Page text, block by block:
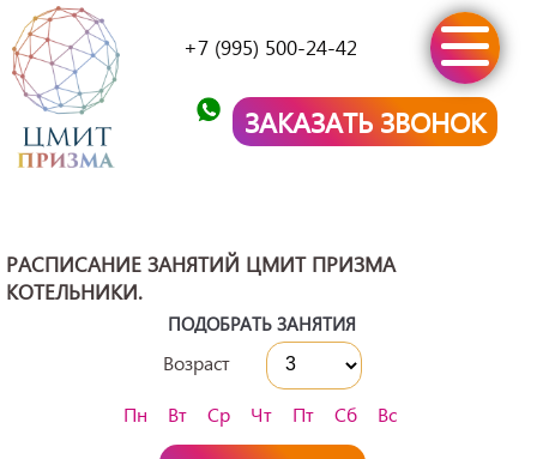
+7 (995) 500-24-42
ЗАКАЗАТЬ ЗВОНОК
РАСПИСАНИЕ ЗАНЯТИЙ ЦМИТ ПРИЗМА
КОТЕЛЬНИКИ.
ПОДОБРАТЬ ЗАНЯТИЯ
Возраст
Пн Вт Ср Чт Пт Сб Вс